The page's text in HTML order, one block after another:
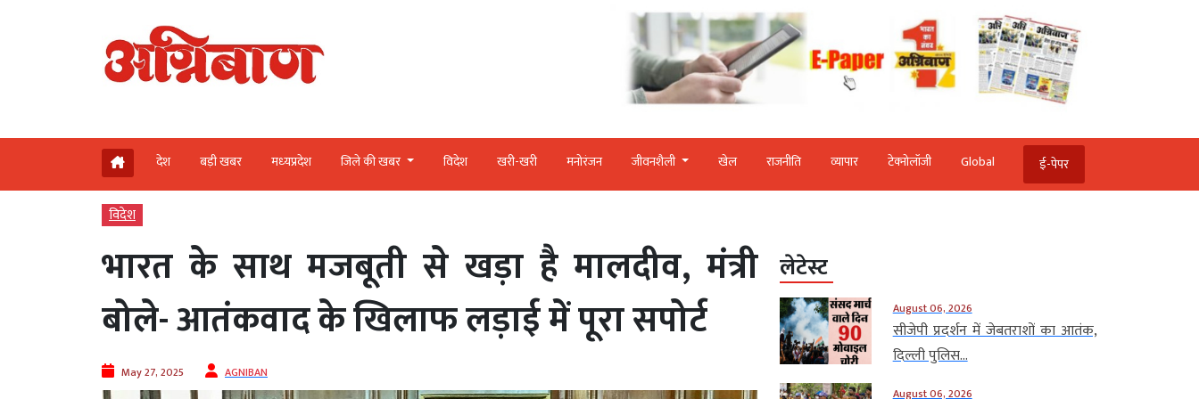
देश बड़ी खबर मध्‍यप्रदेश जिले की खबर विदेश खरी-खरी मनोरंजन जीवनशैली खेल राजनीति व्‍यापार टेक्‍नोलॉजी Global ई-पेपर
विदेश
भारत के साथ मजबूती से खड़ा है मालदीव, मंत्री
बोले- आतंकवाद के खिलाफ लड़ाई में पूरा सपोर्ट
May 27, 2025 AGNIBAN
लेटेस्ट
August 06, 2026
सीजेपी प्रदर्शन में जेबतराशों का आतंक,
दिल्ली पुलिस...
August 06, 2026